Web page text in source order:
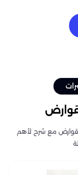
مع شرح لأهم